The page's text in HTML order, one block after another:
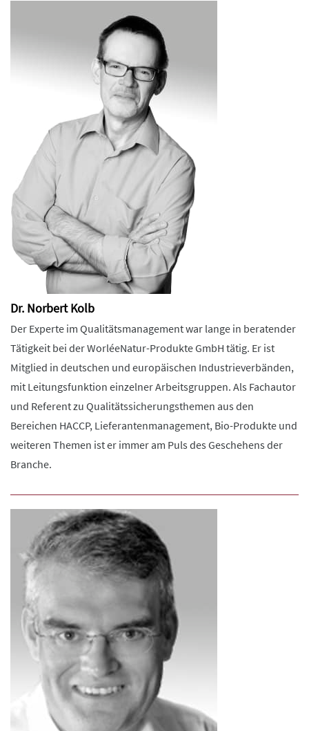
Dr. Norbert Kolb
Der Experte im Qualitätsmanagement war lange in beratender
Tätigkeit bei der WorléeNatur-Produkte GmbH tätig. Er ist
Mitglied in deutschen und europäischen Industrieverbänden,
mit Leitungsfunktion einzelner Arbeitsgruppen. Als Fachautor
und Referent zu Qualitätssicherungsthemen aus den
Bereichen HACCP, Lieferantenmanagement, Bio-Produkte und
weiteren Themen ist er immer am Puls des Geschehens der
Branche.